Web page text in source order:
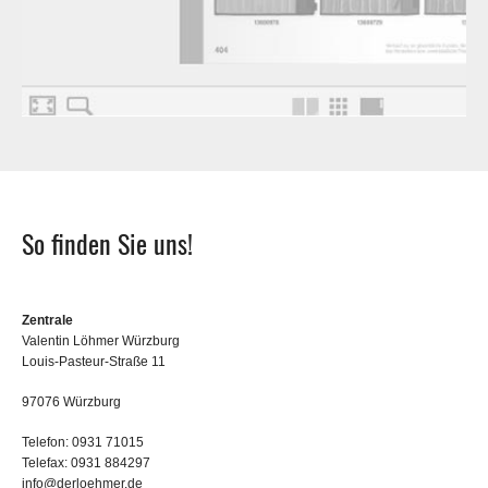
So finden Sie uns!
Zentrale
Valentin Löhmer Würzburg
Louis-Pasteur-Straße 11
97076 Würzburg
Telefon: 0931 71015
Telefax: 0931 884297
info@derloehmer.de